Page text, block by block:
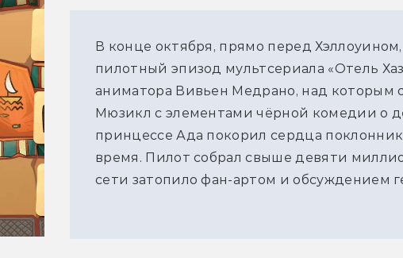
В конце октября, прямо перед
пилотный эпизод мультсериала «Отель
аниматора Вивьен Медрано, над которым
Мюзикл с элементами чёрной комедии о
принцессе Ада покорил сердца
время. Пилот собрал свыше девяти
сети затопило фан-артом и обсуждением